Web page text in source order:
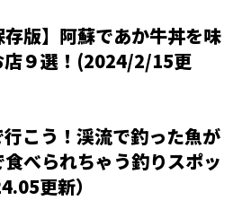
存版】阿蘇であか牛丼を味
店９選！(2024/2/15更
こう！渓流で釣った魚が
べられちゃう釣りスポッ
更新）